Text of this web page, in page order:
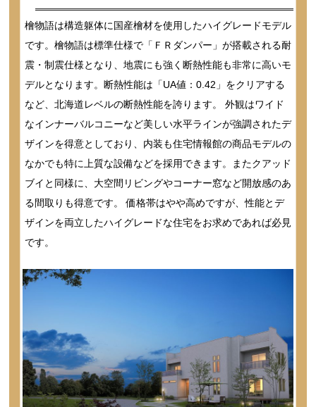
檜物語は構造躯体に国産檜材を使用したハイグレードモデル
です。檜物語は標準仕様で「ＦＲダンパー」が搭載される耐
震・制震仕様となり、地震にも強く断熱性能も非常に高いモ
デルとなります。断熱性能は「UA値：0.42」をクリアする
など、北海道レベルの断熱性能を誇ります。 外観はワイド
なインナーバルコニーなど美しい水平ラインが強調されたデ
ザインを得意としており、内装も住宅情報館の商品モデルの
なかでも特に上質な設備などを採用できます。またクアッド
ブイと同様に、大空間リビングやコーナー窓など開放感のあ
る間取りも得意です。 価格帯はやや高めですが、性能とデ
ザインを両立したハイグレードな住宅をお求めであれば必見
です。